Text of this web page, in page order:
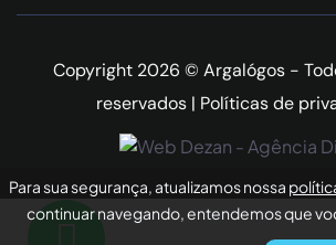
Copyright 2026 © Argalógos -
reservados | Políticas de
Para sua segurança, atualizamos nossa
continuar navegando, entendemos que